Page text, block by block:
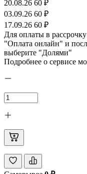
20.08.26 60 ₽
03.09.26 60 ₽
17.09.26 60 ₽
Для оплаты в
"Оплата онлайн" и
выберите "Долями"
Подробнее о сервисе